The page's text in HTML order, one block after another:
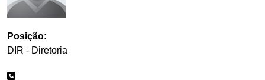
Posição:
DIR - Diretoria